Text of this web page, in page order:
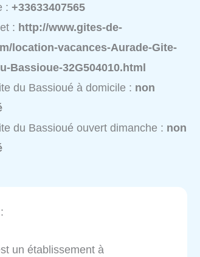
:+33633407565
: http://www.gites-de-
location-vacances-Aurade-Gite-
Bassioue-32G504010.html
du Bassioué à domicile : non
du Bassioué ouvert dimanche : non
:
un établissement à